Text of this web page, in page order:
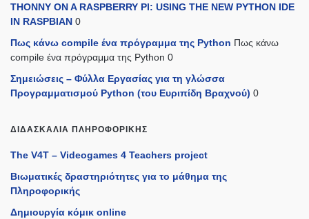
THONNY ON A RASPBERRY PI: USING THE NEW PYTHON IDE
IN RASPBIAN 0
Πως κάνω compile ένα πρόγραμμα της Python Πως κάνω
compile ένα πρόγραμμα της Python 0
Σημειώσεις – Φύλλα Εργασίας για τη γλώσσα
Προγραμματισμού Python (του Ευριπίδη Βραχνού) 0
ΔΙΔΑΣΚΑΛΊΑ ΠΛΗΡΟΦΟΡΙΚΉΣ
The V4T – Videogames 4 Teachers project
Βιωματικές δραστηριότητες για το μάθημα της
Πληροφορικής
Δημιουργία κόμικ online